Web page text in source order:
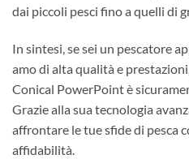
dai piccoli pesci fino a quelli di
In sintesi, se sei un pescatore
amo di alta qualità e
Conical PowerPoint è
Grazie alla sua tecnologia
affrontare le tue sfide di pesca
affidabilità.